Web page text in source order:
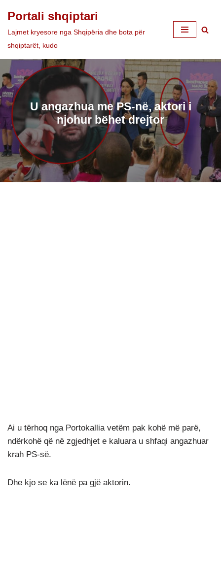
Skip
to
Portali shqiptari
Lajmet kryesore nga Shqipëria dhe bota për
shqiptarët, kudo
U angazhua me PS-në, aktori i
njohur bëhet drejtor
Ai u tërhoq nga Portokallia vetëm pak kohë më parë,
ndërkohë që në zgjedhjet e kaluara u shfaqi angazhuar
krah PS-së.
Dhe kjo se ka lënë pa gjë aktorin.